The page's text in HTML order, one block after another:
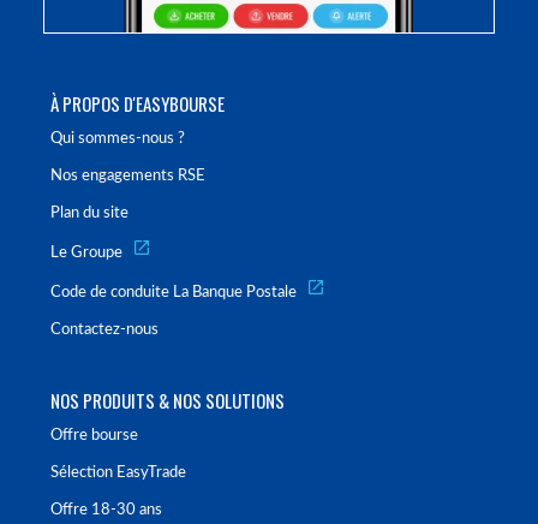
À PROPOS D'EASYBOURSE
Qui sommes-nous ?
Nos engagements RSE
Plan du site
Le Groupe
Code de conduite La Banque Postale
Contactez-nous
NOS PRODUITS & NOS SOLUTIONS
Offre bourse
Sélection EasyTrade
Offre 18-30 ans